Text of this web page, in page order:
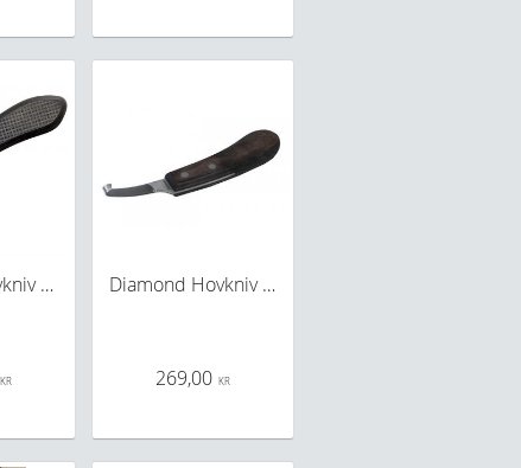
Diamond hovkniv Drop blade vänster
KR
Diamond Hovkniv Höger
269,00 KR